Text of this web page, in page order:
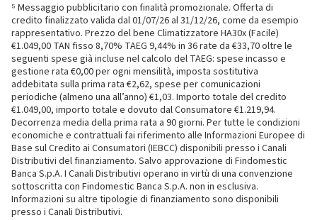
⁵ Messaggio pubblicitario con finalità promozionale. Offerta di
credito finalizzato valida dal 01/07/26 al 31/12/26, come da esempio
rappresentativo. Prezzo del bene Climatizzatore HA30x (Facile)
€1.049,00 TAN fisso 8,70% TAEG 9,44% in 36 rate da €33,70 oltre le
seguenti spese già incluse nel calcolo del TAEG: spese incasso e
gestione rata €0,00 per ogni mensilità, imposta sostitutiva
addebitata sulla prima rata €2,62, spese per comunicazioni
periodiche (almeno una all’anno) €1,03. Importo totale del credito
€1.049,00, importo totale e dovuto dal Consumatore €1.219,94.
Decorrenza media della prima rata a 90 giorni. Per tutte le condizioni
economiche e contrattuali fai riferimento alle Informazioni Europee di
Base sul Credito ai Consumatori (IEBCC) disponibili presso i Canali
Distributivi del finanziamento. Salvo approvazione di Findomestic
Banca S.p.A. I Canali Distributivi operano in virtù di una convenzione
sottoscritta con Findomestic Banca S.p.A. non in esclusiva.
Informazioni su altre tipologie di finanziamento sono disponibili
presso i Canali Distributivi.